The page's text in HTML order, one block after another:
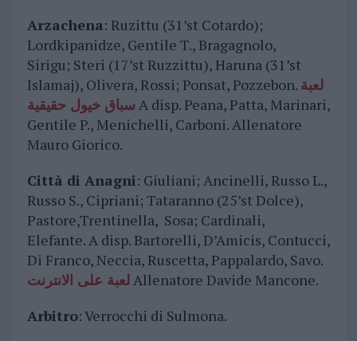
Arzachena: Ruzittu (31’st Cotardo);
Lordkipanidze, Gentile T., Bragagnolo,
Sirigu; Steri (17’st Ruzzittu), Haruna (31’st
Islamaj), Olivera, Rossi; Ponsat, Pozzebon. لعبة
سباق خيول حقيقية A disp. Peana, Patta, Marinari,
Gentile P., Menichelli, Carboni. Allenatore
Mauro Giorico.
Città di Anagni: Giuliani; Ancinelli, Russo L.,
Russo S., Cipriani; Tataranno (25’st Dolce),
Pastore,Trentinella, Sosa; Cardinali,
Elefante. A disp. Bartorelli, D’Amicis, Contucci,
Di Franco, Neccia, Ruscetta, Pappalardo, Savo.
لعبة على الانترنتAllenatore Davide Mancone.
Arbitro: Verrocchi di Sulmona.